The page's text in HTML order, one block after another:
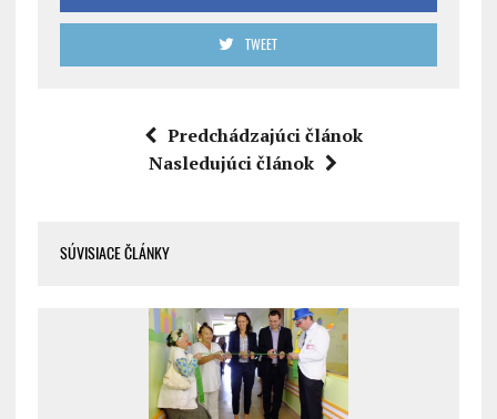
TWEET
Predchádzajúci článok
Nasledujúci článok
SÚVISIACE ČLÁNKY